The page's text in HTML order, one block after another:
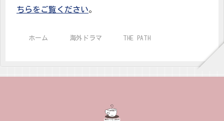
ちらをご覧ください。
ホーム 海外ドラマ THE PATH